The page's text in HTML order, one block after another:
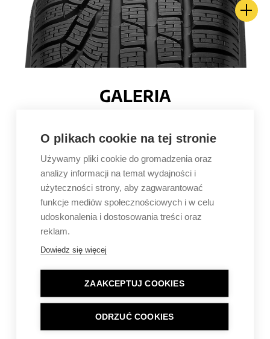
O plikach cookie na tej stronie
Używamy pliki cookie do gromadzenia oraz
analizy informacji na temat wydajności i
użyteczności strony, aby zagwarantować
funkcje mediów społecznościowych i w celu
udoskonalenia i dostosowania treści oraz
reklam.
Dowiedz się więcej
ZAAKCEPTUJ COOKIES
ODRZUĆ COOKIES
GALERIA